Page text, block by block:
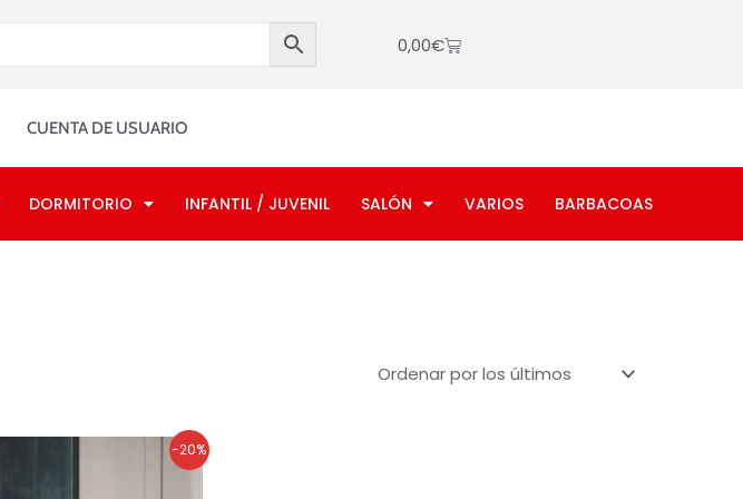
0,00€Cart
CUENTA DE USUARIO
DORMITORIO INFANTIL / JUVENIL SALÓN VARIOS BARBACOAS
-20%
El